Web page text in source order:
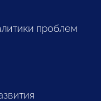
проблем